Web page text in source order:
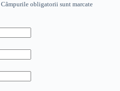
Câmpurile obligatorii sunt marcate